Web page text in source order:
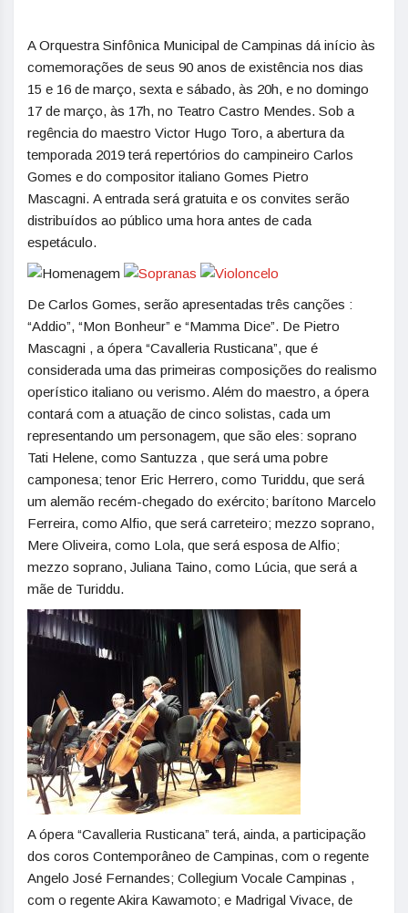
A Orquestra Sinfônica Municipal de Campinas dá início às
comemorações de seus 90 anos de existência nos dias
15 e 16 de março, sexta e sábado, às 20h, e no domingo
17 de março, às 17h, no Teatro Castro Mendes. Sob a
regência do maestro Victor Hugo Toro, a abertura da
temporada 2019 terá repertórios do campineiro Carlos
Gomes e do compositor italiano Gomes Pietro
Mascagni. A entrada será gratuita e os convites serão
distribuídos ao público uma hora antes de cada
espetáculo.
De Carlos Gomes, serão apresentadas três canções :
“Addio”, “Mon Bonheur” e “Mamma Dice”. De Pietro
Mascagni , a ópera “Cavalleria Rusticana”, que é
considerada uma das primeiras composições do realismo
operístico italiano ou verismo. Além do maestro, a ópera
contará com a atuação de cinco solistas, cada um
representando um personagem, que são eles: soprano
Tati Helene, como Santuzza , que será uma pobre
camponesa; tenor Eric Herrero, como Turiddu, que será
um alemão recém-chegado do exército; barítono Marcelo
Ferreira, como Alfio, que será carreteiro; mezzo soprano,
Mere Oliveira, como Lola, que será esposa de Alfio;
mezzo soprano, Juliana Taino, como Lúcia, que será a
mãe de Turiddu.
A ópera “Cavalleria Rusticana” terá, ainda, a participação
dos coros Contemporâneo de Campinas, com o regente
Angelo José Fernandes; Collegium Vocale Campinas ,
com o regente Akira Kawamoto; e Madrigal Vivace, de